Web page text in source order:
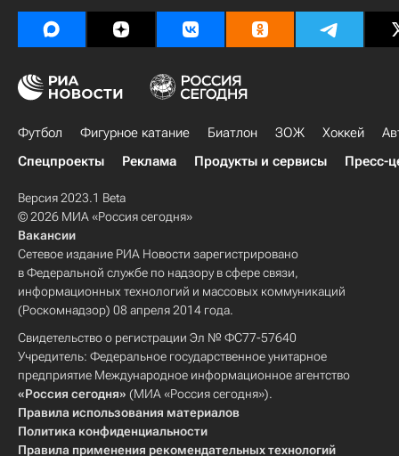
Футбол Фигурное катание Биатлон ЗОЖ Хоккей
Спецпроекты
Реклама Продукты и сервисы Пресс-
Версия 2023.1 Beta
© 2026 МИА «Россия сегодня»
Вакансии
Сетевое издание РИА Новости зарегистрировано
в Федеральной службе по надзору в сфере связи,
информационных технологий и массовых коммуникаций
(Роскомнадзор) 08 апреля 2014 года.
Свидетельство о регистрации Эл № ФС77-57640
Учредитель: Федеральное государственное унитарное
предприятие Международное информационное агентство
«Россия сегодня» (МИА «Россия сегодня»).
Правила использования материалов
Политика конфиденциальности
Правила применения рекомендательных технологий